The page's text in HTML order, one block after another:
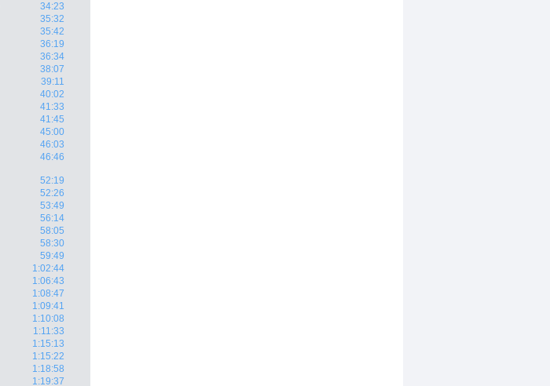
34:23
35:32
35:42
36:19
36:34
38:07
39:11
40:02
41:33
41:45
45:00
46:03
46:46
52:19
52:26
53:49
56:14
58:05
58:30
59:49
1:02:44
1:06:43
1:08:47
1:09:41
1:10:08
1:11:33
1:15:13
1:15:22
1:18:58
1:19:37